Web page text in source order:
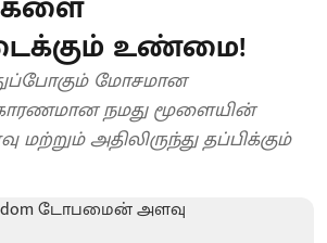
உண்மை!
மோசமான
நமது மூளையின்
அதிலிருந்து தப்பிக்கும்